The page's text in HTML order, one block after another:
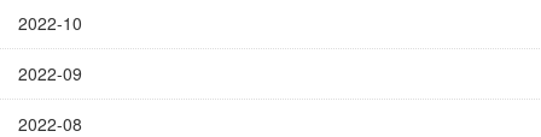
2022-10
2022-09
2022-08